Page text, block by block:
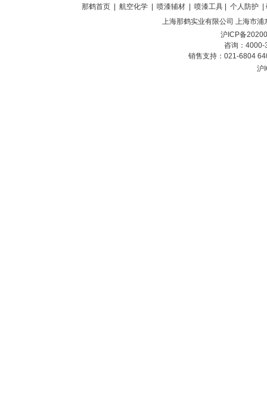
那鹤首页
| 航空化学 | 喷漆辅材 | 喷漆工具 | 个人防
上海那鹤实业有限公司 上海市浦
沪ICP备
咨询：
销售支持：021-6804
沪